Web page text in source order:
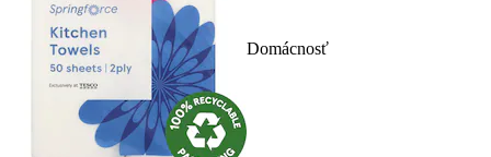
Domácnosť